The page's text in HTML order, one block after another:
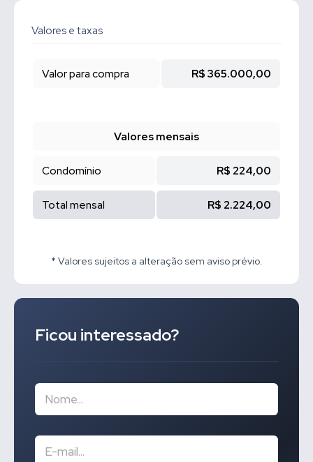
Valores e taxas
Valor para compra R$ 365.000,00
Valores mensais
Condomínio R$ 224,00
Total mensal R$ 2.224,00
* Valores sujeitos a alteração sem aviso prévio.
Ficou interessado?